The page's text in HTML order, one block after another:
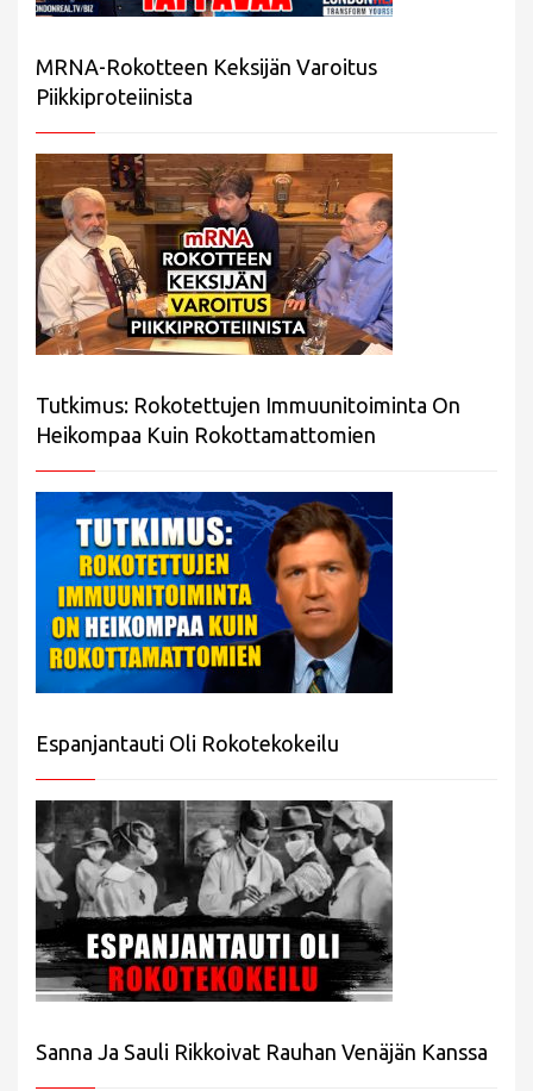
MRNA-Rokotteen Keksijän Varoitus
Piikkiproteiinista
Tutkimus: Rokotettujen Immuunitoiminta On
Heikompaa Kuin Rokottamattomien
Espanjantauti Oli Rokotekokeilu
Sanna Ja Sauli Rikkoivat Rauhan Venäjän Kanssa